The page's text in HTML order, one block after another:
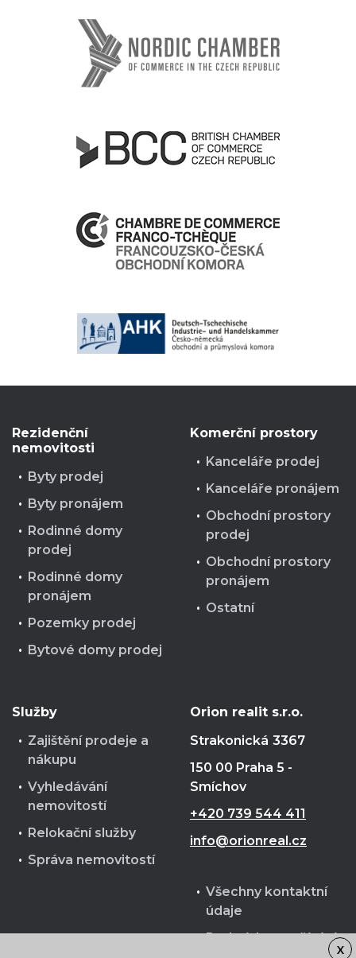
Rezidenční
nemovitosti
Byty prodej
Byty pronájem
Rodinné domy
prodej
Rodinné domy
pronájem
Pozemky prodej
Bytové domy prodej
Komerční prostory
Kanceláře prodej
Kanceláře pronájem
Obchodní prostory
prodej
Obchodní prostory
pronájem
Ostatní
Služby
Zajištění prodeje a
nákupu
Vyhledávání
nemovitostí
Relokační služby
Správa nemovitostí
Orion realit s.r.o.
Strakonická 3367
150 00 Praha 5 -
Smíchov
+420 739 544 411
info@orionreal.cz
Všechny kontaktní
údaje
Podmínky používání
X